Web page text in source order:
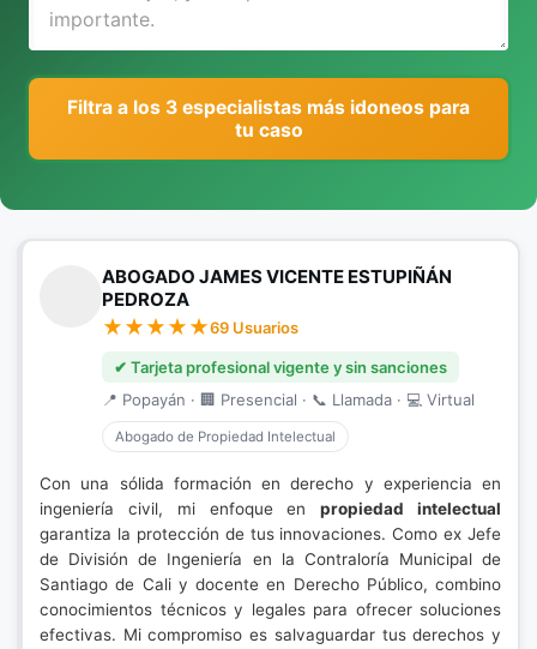
Filtra a los 3 especialistas más idoneos para
tu caso
ABOGADO JAMES VICENTE ESTUPIÑÁN
PEDROZA
69 Usuarios
✔ Tarjeta profesional vigente y sin sanciones
📍 Popayán · 🏢 Presencial · 📞 Llamada · 💻 Virtual
Abogado de Propiedad Intelectual
Con una sólida formación en derecho y experiencia en
ingeniería civil, mi enfoque enpropiedad intelectual
garantiza la protección de tus innovaciones. Como ex Jefe
de División de Ingeniería en la Contraloría Municipal de
Santiago de Cali y docente en Derecho Público, combino
conocimientos técnicos y legales para ofrecer soluciones
efectivas. Mi compromiso es salvaguardar tus derechos y